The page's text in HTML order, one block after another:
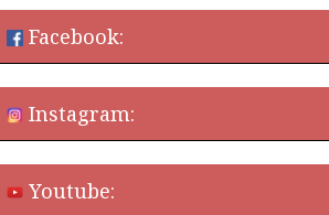
Facebook:
Instagram:
Youtube:
¿Quieres